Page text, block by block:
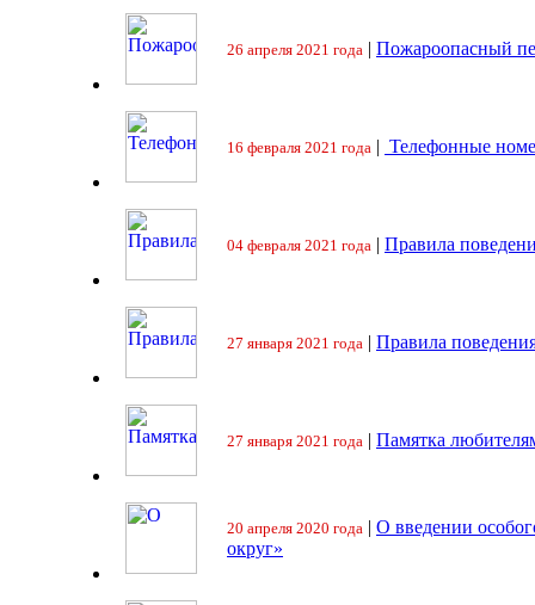
26 апреля 2021 года | Пожароопасный
16 февраля 2021 года | Телефонные
04 февраля 2021 года | Правила
27 января 2021 года | Правила
27 января 2021 года | Памятка
20 апреля 2020 года | О введении
округ»